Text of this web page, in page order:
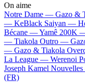
On aime
Notre Dame — Gazo &
— KeBlack Saiyan —
Bécane —Yamê 200K
— Tiakola Outro —
— Gazo & Tiakola
La League — Werenoi
Joseph Kamel
(FR)